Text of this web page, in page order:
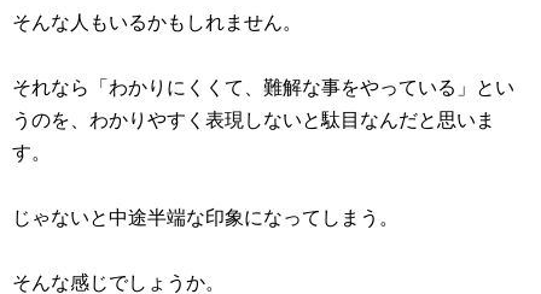
そんな人もいるかもしれません。
それなら「わかりにくくて、難解な事をやっている」とい
うのを、わかりやすく表現しないと駄目なんだと思いま
す。
じゃないと中途半端な印象になってしまう。
そんな感じでしょうか。